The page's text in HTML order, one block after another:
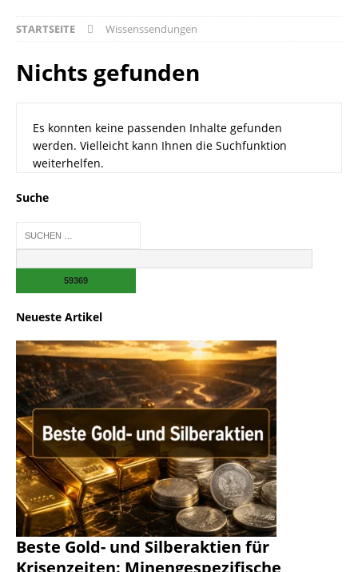
STARTSEITE Wissenssendungen
Nichts gefunden
Es konnten keine passenden Inhalte gefunden
werden. Vielleicht kann Ihnen die Suchfunktion
weiterhelfen.
Suche
Neueste Artikel
Beste Gold- und Silberaktien für